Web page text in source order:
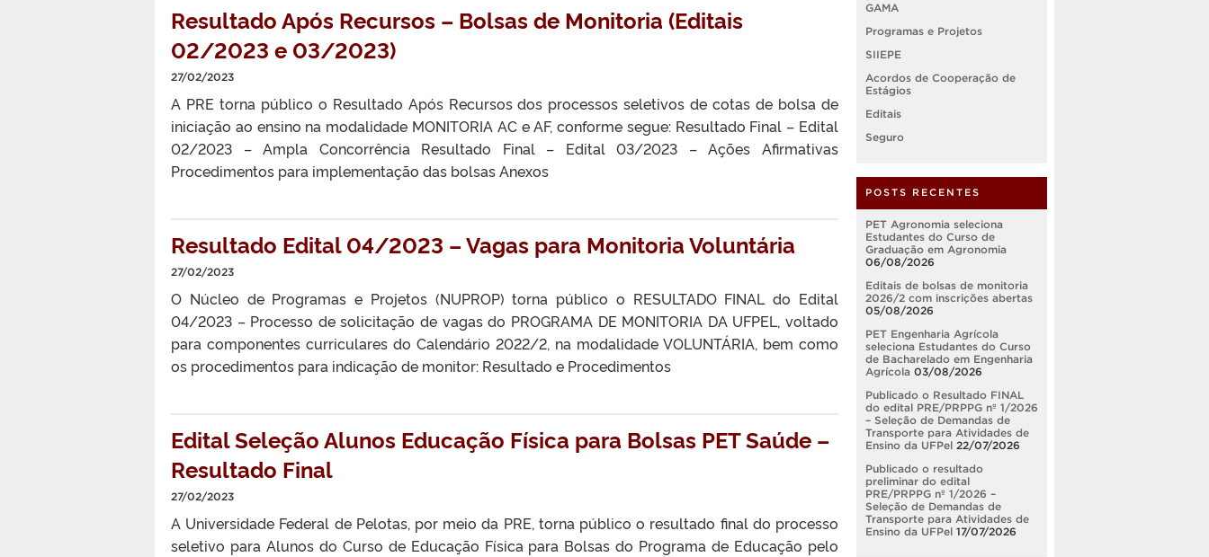
Resultado Após Recursos – Bolsas de Monitoria (Editais
02/2023 e 03/2023)
27/02/2023
A PRE torna público o Resultado Após Recursos dos processos seletivos de cotas de bolsa de
iniciação ao ensino na modalidade MONITORIA AC e AF, conforme segue: Resultado Final – Edital
02/2023 – Ampla Concorrência Resultado Final – Edital 03/2023 – Ações Afirmativas
Procedimentos para implementação das bolsas Anexos
Resultado Edital 04/2023 – Vagas para Monitoria Voluntária
27/02/2023
O Núcleo de Programas e Projetos (NUPROP) torna público o RESULTADO FINAL do Edital
04/2023 – Processo de solicitação de vagas do PROGRAMA DE MONITORIA DA UFPEL, voltado
para componentes curriculares do Calendário 2022/2, na modalidade VOLUNTÁRIA, bem como
os procedimentos para indicação de monitor: Resultado e Procedimentos
Edital Seleção Alunos Educação Física para Bolsas PET Saúde –
Resultado Final
27/02/2023
A Universidade Federal de Pelotas, por meio da PRE, torna público o resultado final do processo
seletivo para Alunos do Curso de Educação Física para Bolsas do Programa de Educação pelo
GAMA
Programas e Projetos
SIIEPE
Acordos de Cooperação de
Estágios
Editais
Seguro
POSTS RECENTES
PET Agronomia seleciona
Estudantes do Curso de
Graduação em Agronomia
06/08/2026
Editais de bolsas de monitoria
2026/2 com inscrições abertas
05/08/2026
PET Engenharia Agrícola
seleciona Estudantes do Curso
de Bacharelado em Engenharia
Agrícola 03/08/2026
Publicado o Resultado FINAL
do edital PRE/PRPPG nº 1/2026
– Seleção de Demandas de
Transporte para Atividades de
Ensino da UFPel 22/07/2026
Publicado o resultado
preliminar do edital
PRE/PRPPG nº 1/2026 –
Seleção de Demandas de
Transporte para Atividades de
Ensino da UFPel 17/07/2026